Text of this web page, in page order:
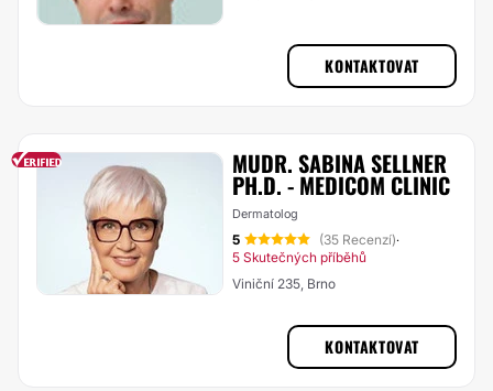
KONTAKTOVAT
MUDR. SABINA SELLNER
PH.D. - MEDICOM CLINIC
Dermatolog
5 (35 Recenzí)·
5 Skutečných příběhů
Viniční 235, Brno
KONTAKTOVAT